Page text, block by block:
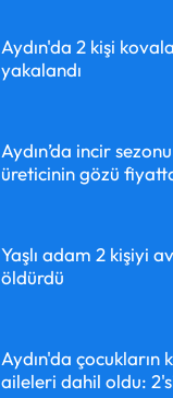
Aydın'da 2 kişi
yakalandı
Aydın’da incir
üreticinin gözü
Yaşlı adam 2 kişiyi
öldürdü
Aydın'da çocukların
aileleri dahil oldu: